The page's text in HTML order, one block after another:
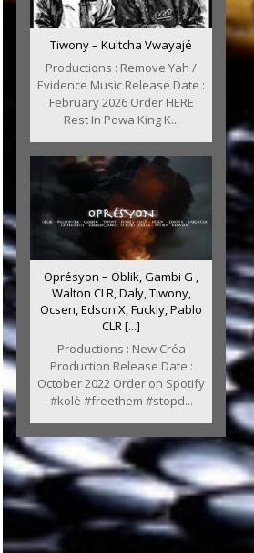
Tiwony – Kultcha Vwayajé
Productions : Remove Yah /
Evidence Music Release Date :
February 2026 Order HERE
Rest In Powa King K...
Oprésyon – Oblik, Gambi G ,
Walton CLR, Daly, Tiwony,
Ocsen, Edson X, Fuckly, Pablo
CLR [...]
Productions : New Créa
Production Release Date :
October 2022 Order on Spotify
#kolè #freethem #stopd...